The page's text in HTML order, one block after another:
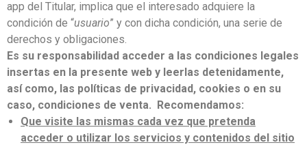
app del Titular, implica que el interesado adquiere la
condición de “usuario” y con dicha condición, una serie de
derechos y obligaciones.
Es su responsabilidad acceder a las condiciones legales
insertas en la presente web y leerlas detenidamente,
así como, las políticas de privacidad, cookies o en su
caso, condiciones de venta. Recomendamos:
Que visite las mismas cada vez que pretenda
acceder o utilizar los servicios y contenidos del sitio